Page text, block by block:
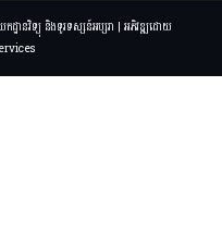
ឋានវិទ្យុ និងទូរទស្សន៍អប្សរា | អភិវឌ្ឍដោយ